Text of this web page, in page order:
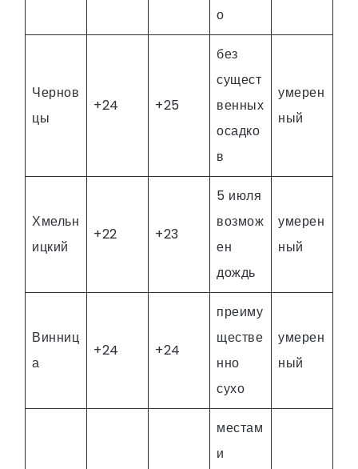
о
Чернов
цы
+24 +25
без
сущест
венных
осадко
в
умерен
ный
Хмельн
ицкий
+22 +23
5 июля
возмож
ен
дождь
умерен
ный
Винниц
а
+24 +24
преиму
ществе
нно
сухо
умерен
ный
местам
и